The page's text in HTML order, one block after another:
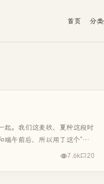
首页 分类
起。我们这麦收、夏种这段时
午前后，所以用了这个“午”
”一说即...
7.6k 20